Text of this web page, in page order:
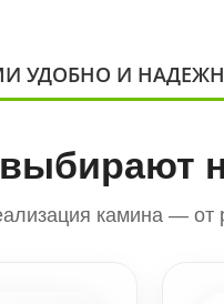
УДОБНО И
камина — от